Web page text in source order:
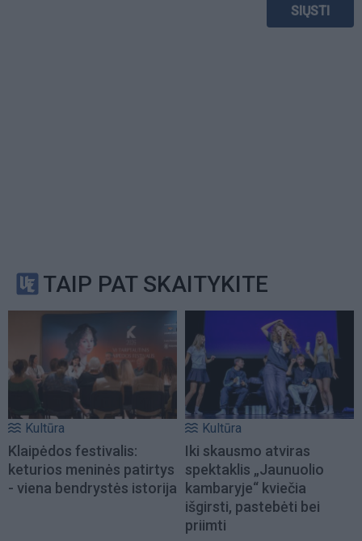
TAIP PAT SKAITYKITE
Kultūra
Klaipėdos festivalis:
keturios meninės patirtys
- viena bendrystės istorija
Kultūra
Iki skausmo atviras
spektaklis „Jaunuolio
kambaryje“ kviečia
išgirsti, pastebėti bei
priimti